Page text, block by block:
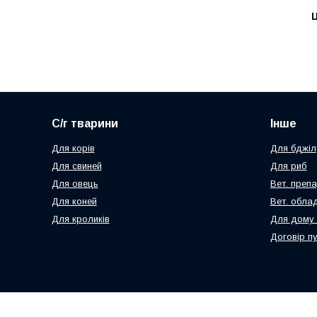
С/г тварини
Для корів
Для свиней
Для овець
Для коней
Для кроликів
Інше
Для бджіл
Для риб
Вет.
Вет.
Для дому
Договір